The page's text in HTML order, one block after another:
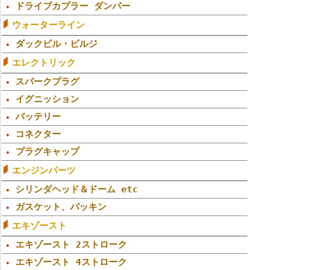
ドライブカプラー ダンパー
ウォーターライン
ダックビル・ビルジ
エレクトリック
スパークプラグ
イグニッション
バッテリー
コネクター
プラグキャップ
エンジンパーツ
シリンダヘッド＆ドーム etc
ガスケット、パッキン
エキゾースト
エキゾースト 2ストローク
エキゾースト 4ストローク